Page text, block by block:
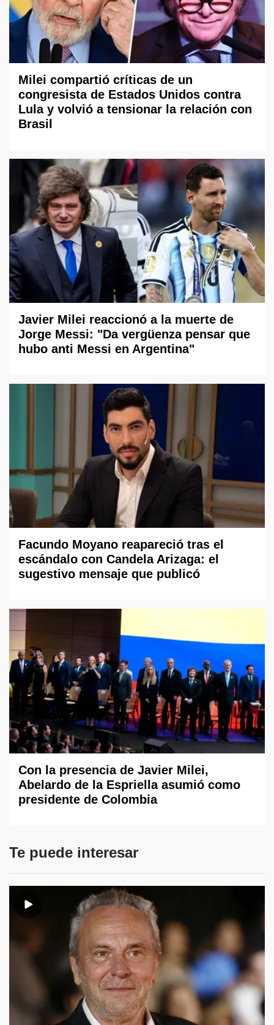
Milei compartió críticas de un
congresista de Estados Unidos contra
Lula y volvió a tensionar la relación con
Brasil
Javier Milei reaccionó a la muerte de
Jorge Messi: "Da vergüenza pensar que
hubo anti Messi en Argentina"
Facundo Moyano reapareció tras el
escándalo con Candela Arizaga: el
sugestivo mensaje que publicó
Con la presencia de Javier Milei,
Abelardo de la Espriella asumió como
presidente de Colombia
Te puede interesar